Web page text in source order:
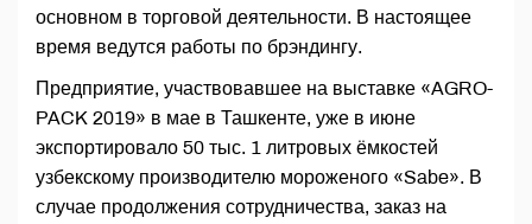
основном в торговой деятельности. В настоящее
время ведутся работы по брэндингу.
Предприятие, участвовавшее на выставке «AGRO-
PACK 2019» в мае в Ташкенте, уже в июне
экспортировало 50 тыс. 1 литровых ёмкостей
узбекскому производителю мороженого «Sabe». В
случае продолжения сотрудничества, заказ на